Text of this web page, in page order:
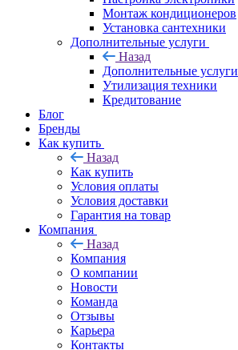
Монтаж кондиционеров
Установка сантехники
Дополнительные услуги
Назад
Дополнительные услуги
Утилизация техники
Кредитование
Блог
Бренды
Как купить
Назад
Как купить
Условия оплаты
Условия доставки
Гарантия на товар
Компания
Назад
Компания
О компании
Новости
Команда
Отзывы
Карьера
Контакты